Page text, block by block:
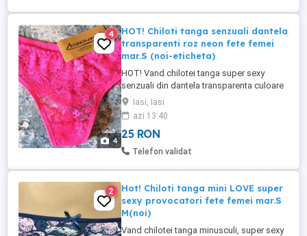
4
4
HOT! Chiloti tanga senzuali dantela
transparenti roz neon fete femei
mar.S (noi-eticheta)
HOT! Vand chilotei tanga super sexy
senzuali din dantela transparenta culoare
roz neon, pentru fete femei, marime S,
absolut noi, cu eticheta. Minusculi,
transparenti, elastici, calitativi si foarte
comozi, se vor mula perfect formelor tale.
Compozitie: 90% Nylon, 10% Spandex.
Iasi, Iasi
azi 13:40
25 RON
Telefon validat
2
Hot! Chiloti tanga mini LOVE super
sexy provocatori fete femei mar.S
M(noi)
Vand chilotei tanga minusculi, super sexy